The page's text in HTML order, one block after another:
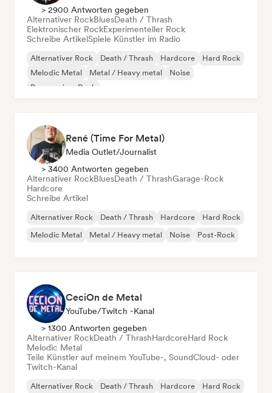
> 2900 Antworten gegeben
Alternativer RockBluesDeath / Thrash
Elektronischer RockExperimenteller Rock
Schreibe ArtikelSpiele Künstler im Radio
Alternativer Rock Death / Thrash Hardcore
Hard Rock
Melodic Metal
Metal / Heavy metal
Noise
Progressiver Rock
René (Time For Metal)
Media Outlet/Journalist
> 3400 Antworten gegeben
Alternativer RockBluesDeath / ThrashGarage-Rock
Hardcore
Schreibe Artikel
Alternativer Rock Death / Thrash Hardcore
Hard Rock
Melodic Metal
Metal / Heavy metal Noise Post-Rock
CeciOn de Metal
YouTube/Twitch -Kanal
> 1300 Antworten gegeben
Alternativer RockDeath / ThrashHardcoreHard Rock
Melodic Metal
Teile Künstler auf meinem YouTube-, SoundCloud- oder
Twitch-Kanal
Alternativer Rock Death / Thrash Hardcore
Hard Rock